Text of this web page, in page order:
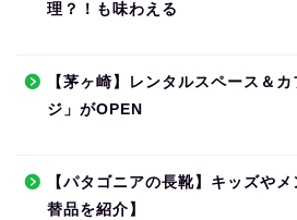
理？！も味わえる
【茅ヶ崎】レンタルスペース＆
ジ」がOPEN
【パタゴニアの長靴】キッズや
替品を紹介】